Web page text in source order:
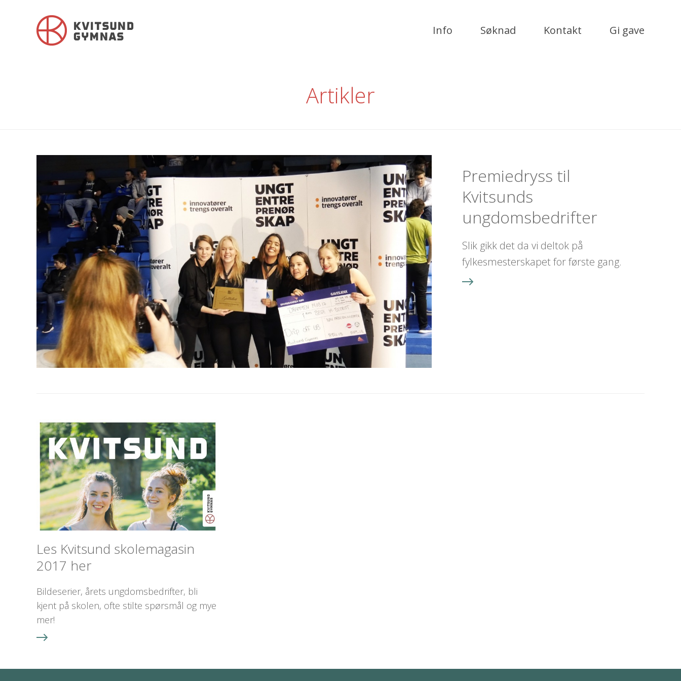
Info Søknad Kontakt Gi gave
Artikler
Premiedryss til
Kvitsunds
ungdomsbedrifter
Slik gikk det da vi deltok på
fylkesmesterskapet for første gang.
Les Kvitsund skolemagasin
2017 her
Bildeserier, årets ungdomsbedrifter, bli
kjent på skolen, ofte stilte spørsmål og mye
mer!